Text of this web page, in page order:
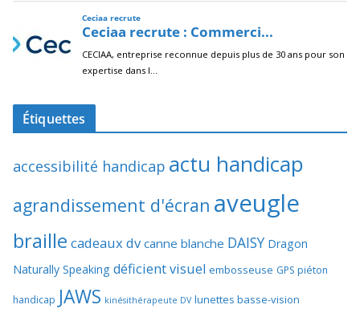
Étiquettes
accessibilité handicap actu handicap
agrandissement d'écran aveugle
braille cadeaux dv canne blanche DAISY Dragon
Naturally Speaking déficient visuel embosseuse GPS piéton
handicap JAWS kinésithérapeute DV lunettes basse-vision